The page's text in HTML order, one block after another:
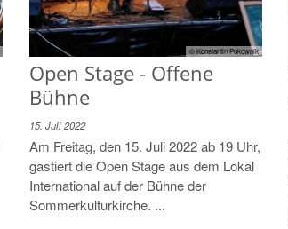
© Konstantin Pukownik
Open Stage - Offene
Bühne
15. Juli 2022
Am Freitag, den 15. Juli 2022 ab 19 Uhr,
gastiert die Open Stage aus dem Lokal
International auf der Bühne der
Sommerkulturkirche. ...